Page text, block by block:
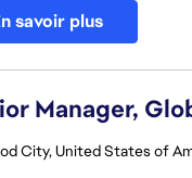
savoir plus
Manager,
City, United States of